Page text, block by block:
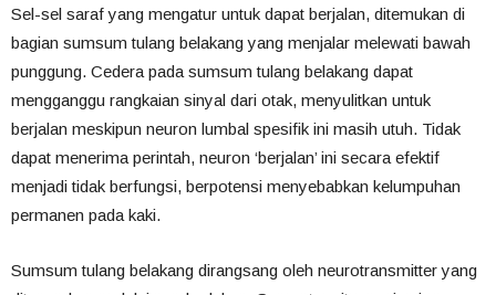
Sel-sel saraf yang mengatur untuk dapat berjalan, ditemukan di
bagian sumsum tulang belakang yang menjalar melewati bawah
punggung. Cedera pada sumsum tulang belakang dapat
mengganggu rangkaian sinyal dari otak, menyulitkan untuk
berjalan meskipun neuron lumbal spesifik ini masih utuh. Tidak
dapat menerima perintah, neuron ‘berjalan’ ini secara efektif
menjadi tidak berfungsi, berpotensi menyebabkan kelumpuhan
permanen pada kaki.
Sumsum tulang belakang dirangsang oleh neurotransmitter yang